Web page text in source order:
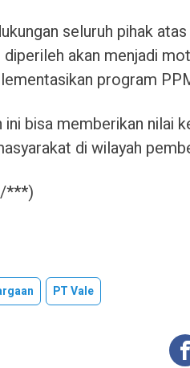
seluruh pihak
akan menjadi
program
bisa memberikan nilai
di wilayah
PT Vale